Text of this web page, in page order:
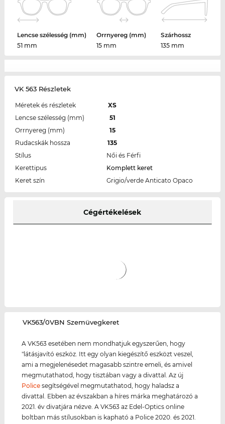
Lencse szélesség (mm)
51 mm
Orrnyereg (mm)
15 mm
Szárhossz
135 mm
VK 563 Részletek
Méretek és részletek
XS
Lencse szélesség (mm)
51
Orrnyereg (mm)
15
Rudacskák hossza
135
Stílus
Női és Férfi
Kerettipus
Komplett keret
Keret szín
Grigio/verde Anticato Opaco
Cégértékelések
‌VK563/0VBN Szemüvegkeret
A VK563 esetében nem mondhatjuk egyszerűen, hogy
"látásjavító eszköz. Itt egy olyan kiegészítő eszközt veszel,
ami a megjelenésedet magasabb szintre emeli, és amivel
megmutathatod, hogy tisztában vagy a divattal. Az új
Police segítségével megmutathatod, hogy haladsz a
divattal. Ebben az évszakban a híres márka meghatározó a
2021. év divatjára nézve. A VK563 az Edel-Optics online
boltban más stílusokban is kapható a Police 2020. és 2021.